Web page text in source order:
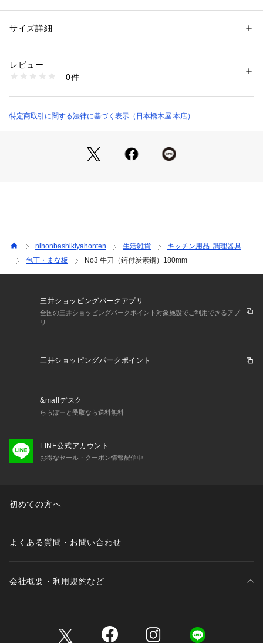
性別：レディース
素材：国産炭素鋼、積層黒強化木
商品番号：
3060302180 （ショップ）
サイズ詳細
レビュー
0件
特定商取引に関する法律に基づく表示（日本橋木屋 本店）
nihonbashikiyahonten 生活雑貨
キッチン用品･調理器具
包丁・まな板
No3 牛刀（鍔付炭素鋼）180mm
三井ショッピングパークアプリ
全国の三井ショッピングパークポイント対象施設でご利用できるアプ
リ
三井ショッピングパークポイント
&mallデスク
ららぽーと受取なら送料無料
LINE公式アカウント
お得なセール・クーポン情報配信中
初めての方へ
よくある質問・お問い合わせ
会社概要・利用規約など